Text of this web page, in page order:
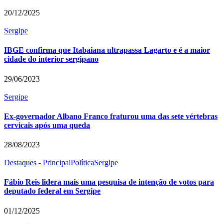
20/12/2025
Sergipe
IBGE confirma que Itabaiana ultrapassa Lagarto e é a maior
cidade do interior sergipano
29/06/2023
Sergipe
Ex-governador Albano Franco fraturou uma das sete vértebras
cervicais após uma queda
28/08/2023
Destaques - PrincipalPolíticaSergipe
Fábio Reis lidera mais uma pesquisa de intenção de votos para
deputado federal em Sergipe
01/12/2025